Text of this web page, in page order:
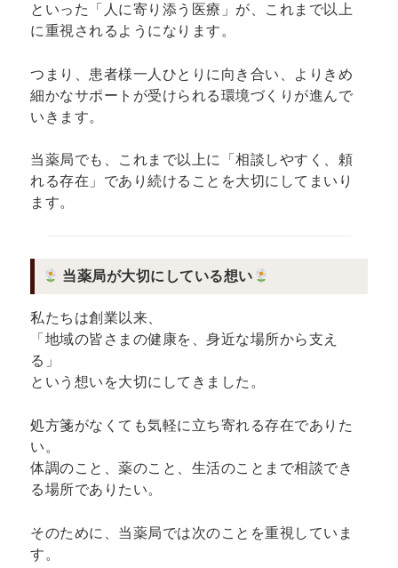
といった「人に寄り添う医療」が、これまで以上
に重視されるようになります。
つまり、患者様一人ひとりに向き合い、よりきめ
細かなサポートが受けられる環境づくりが進んで
いきます。
当薬局でも、これまで以上に「相談しやすく、頼
れる存在」であり続けることを大切にしてまいり
ます。
当薬局が大切にしている想い
私たちは創業以来、
「地域の皆さまの健康を、身近な場所から支え
る」
という想いを大切にしてきました。
処方箋がなくても気軽に立ち寄れる存在でありた
い。
体調のこと、薬のこと、生活のことまで相談でき
る場所でありたい。
そのために、当薬局では次のことを重視していま
す。